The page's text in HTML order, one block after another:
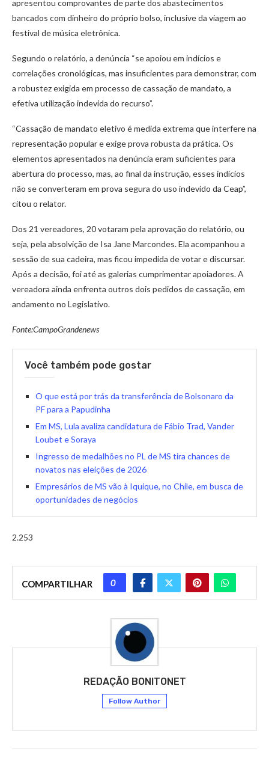
apresentou comprovantes de parte dos abastecimentos
bancados com dinheiro do próprio bolso, inclusive da viagem ao
festival de música eletrônica.
Segundo o relatório, a denúncia “se apoiou em indícios e
correlações cronológicas, mas insuficientes para demonstrar, com
a robustez exigida em processo de cassação de mandato, a
efetiva utilização indevida do recurso”.
“Cassação de mandato eletivo é medida extrema que interfere na
representação popular e exige prova robusta da prática. Os
elementos apresentados na denúncia eram suficientes para
abertura do processo, mas, ao final da instrução, esses indícios
não se converteram em prova segura do uso indevido da Ceap”,
citou o relator.
Dos 21 vereadores, 20 votaram pela aprovação do relatório, ou
seja, pela absolvição de Isa Jane Marcondes. Ela acompanhou a
sessão de sua cadeira, mas ficou impedida de votar e discursar.
Após a decisão, foi até as galerias cumprimentar apoiadores. A
vereadora ainda enfrenta outros dois pedidos de cassação, em
andamento no Legislativo.
Fonte:CampoGrandenews
Você também pode gostar
O que está por trás da transferência de Bolsonaro da
PF para a Papudinha
Em MS, Lula avaliza candidatura de Fábio Trad, Vander
Loubet e Soraya
Ingresso de medalhões no PL de MS tira chances de
novatos nas eleições de 2026
Empresários de MS vão à Iquique, no Chile, em busca de
oportunidades de negócios
2.253
COMPARTILHAR 0
REDAÇÃO BONITONET
Follow Author